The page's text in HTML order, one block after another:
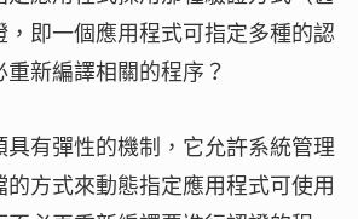
即一個應用程式可指定多種的認
新編譯相關的程序？
具有彈性的機制，它允許系統管理
方式來動態指定應用程式可使用